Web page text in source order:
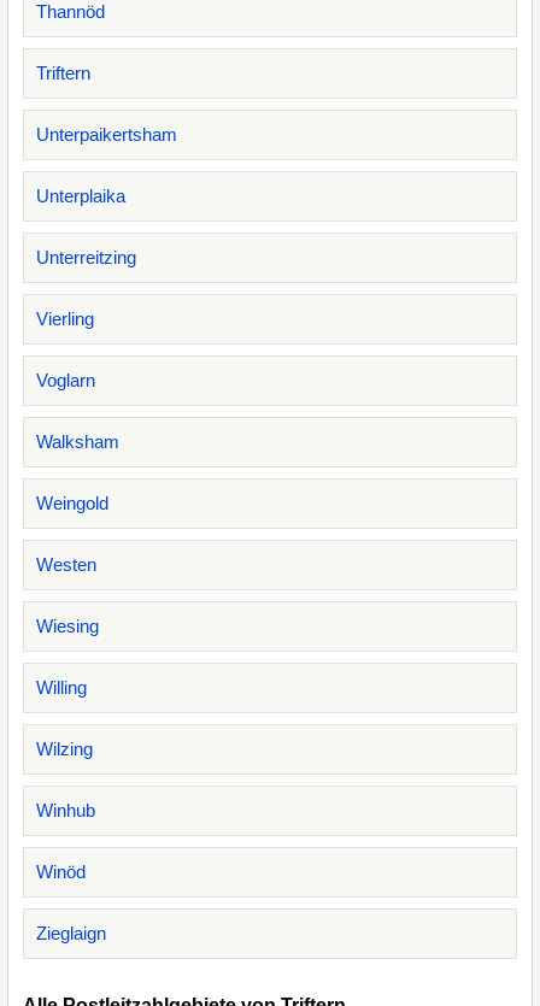
Thannöd
Triftern
Unterpaikertsham
Unterplaika
Unterreitzing
Vierling
Voglarn
Walksham
Weingold
Westen
Wiesing
Willing
Wilzing
Winhub
Winöd
Zieglaign